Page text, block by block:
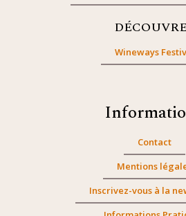
Wineways
Contact
Mentions
Inscrivez-vous à la